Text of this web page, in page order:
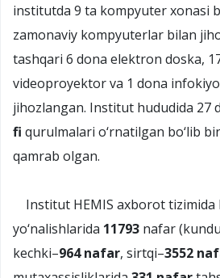
institutda 9 ta kompyuter xonasi
zamonaviy kompyuterlar bilan
tashqari 6 dona elektron doska,
videoproyektor va 1 dona
jihozlangan. Institut hududida 27
fi qurulmalari o‘rnatilgan bo‘lib
qamrab olgan.
Institut HEMIS axborot tizimida
yo‘nalishlarida 11793 nafar
kechki–964 nafar, sirtqi–3552